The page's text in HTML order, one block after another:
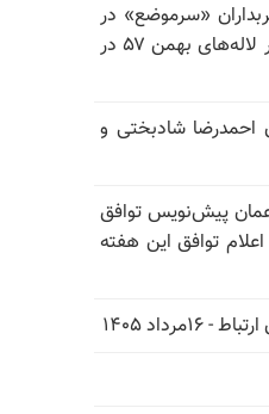
«سرموضع» در
سالگرد قتل‌عام ۳۰ هزار لاله‌های بهمن ۵۷ در
ـ تیرباران احمدرضا شادبختی و
پیش‌نویس توافق
اعلام توافق این هفته
۱۴۰۵